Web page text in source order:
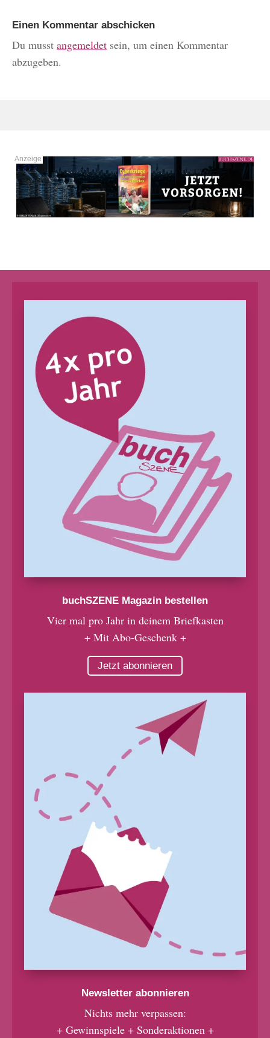
Einen Kommentar abschicken
Du musst angemeldet sein, um einen Kommentar
abzugeben.
buchSZENE Magazin bestellen
Vier mal pro Jahr in deinem Briefkasten
+ Mit Abo-Geschenk +
Jetzt abonnieren
Newsletter abonnieren
Nichts mehr verpassen:
+ Gewinnspiele + Sonderaktionen +